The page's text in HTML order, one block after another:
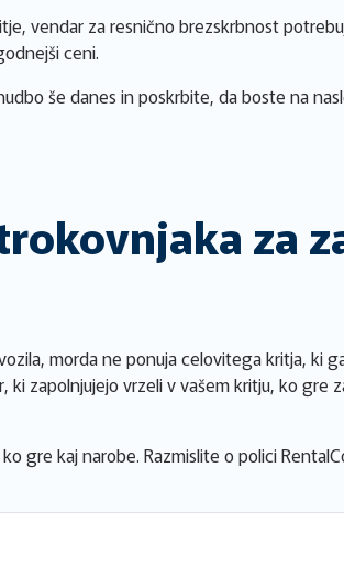
vendar za resnično brezskrbnost
ceni.
še danes in poskrbite, da boste na
za
morda ne ponuja celovitega kritja, ki
zapolnjujejo vrzeli v vašem kritju, ko gre
gre kaj narobe. Razmislite o polici